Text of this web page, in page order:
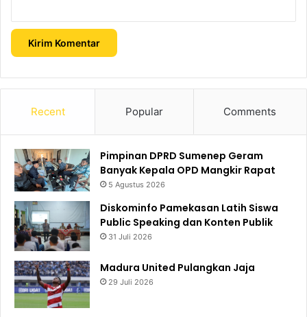
Recent Popular Comments
Pimpinan DPRD Sumenep Geram
Banyak Kepala OPD Mangkir Rapat
5 Agustus 2026
Diskominfo Pamekasan Latih Siswa
Public Speaking dan Konten Publik
31 Juli 2026
Madura United Pulangkan Jaja
29 Juli 2026